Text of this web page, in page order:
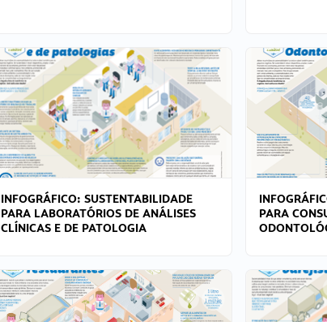
INFOGRÁFICO: SUSTENTABILIDADE
PARA LABORATÓRIOS DE ANÁLISES
CLÍNICAS E DE PATOLOGIA
PARA